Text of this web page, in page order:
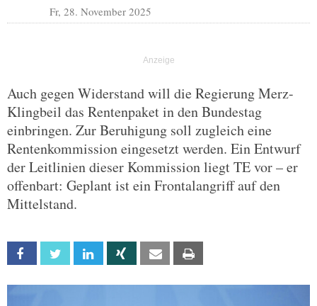
Fr, 28. November 2025
Auch gegen Widerstand will die Regierung Merz-
Klingbeil das Rentenpaket in den Bundestag
einbringen. Zur Beruhigung soll zugleich eine
Rentenkommission eingesetzt werden. Ein Entwurf
der Leitlinien dieser Kommission liegt TE vor – er
offenbart: Geplant ist ein Frontalangriff auf den
Mittelstand.
Facebook Twitter Linkedin Xing Email